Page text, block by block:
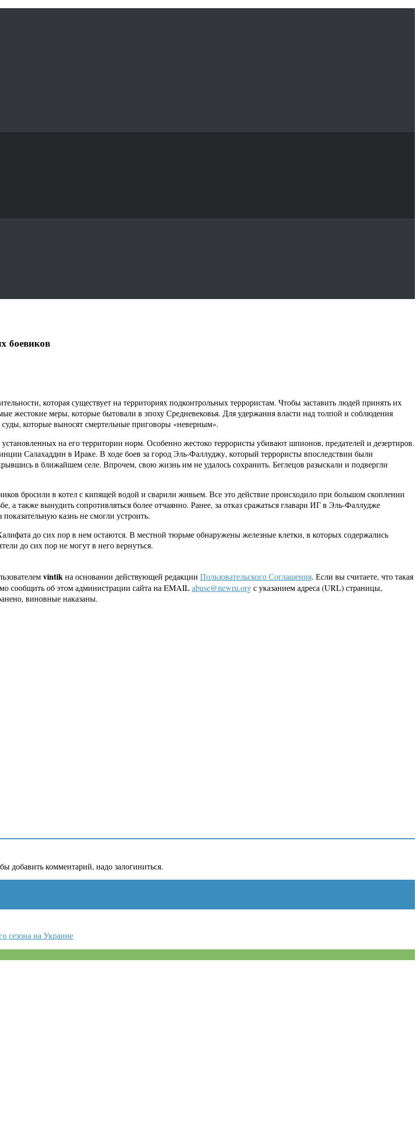
боевиков
которая существует на территориях подконтрольных террористам. Чтобы заставить людей принять их
жестокие меры, которые бытовали в эпоху Средневековья. Для удержания власти над толпой и соблюдения
которые выносят смертельные приговоры «неверным».
на его территории норм. Особенно жестоко террористы убивают шпионов, предателей и дезертиров.
Салахаддин в Ираке. В ходе боев за город Эль-Фаллуджу, который террористы впоследствии были
в ближайшем селе. Впрочем, свою жизнь им не удалось сохранить. Беглецов разыскали и подвергли
бросили в котел с кипящей водой и сварили живьем. Все это действие происходило при большом скоплении
также вынудить сопротивляться более отчаянно. Ранее, за отказ сражаться главари ИГ в Эль-Фаллудже
казнь не смогли устроить.
до сих пор в нем остаются. В местной тюрьме обнаружены железные клетки, в которых содержались
до сих пор не могут в него вернуться.
vintikна основании действующей редакции Пользовательского Соглашения. Если вы считаете, что такая
сообщить об этом администрации сайта на EMAILabuse@newru.orgс указанием адреса (URL) страницы,
виновные наказаны.
добавить комментарий, надо залогиниться.
сезона на Украине